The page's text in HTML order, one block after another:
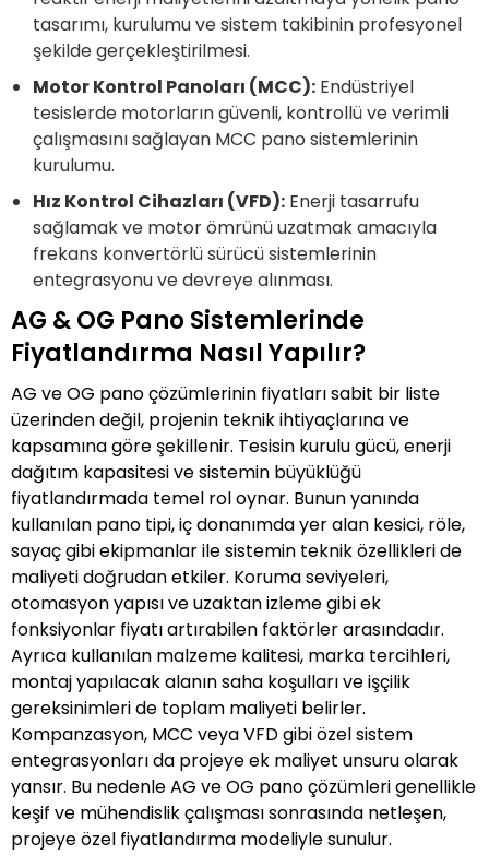
tasarımı, kurulumu ve sistem takibinin profesyonel
şekilde gerçekleştirilmesi.
Motor Kontrol Panoları (MCC): Endüstriyel
tesislerde motorların güvenli, kontrollü ve verimli
çalışmasını sağlayan MCC pano sistemlerinin
kurulumu.
Hız Kontrol Cihazları (VFD): Enerji tasarrufu
sağlamak ve motor ömrünü uzatmak amacıyla
frekans konvertörlü sürücü sistemlerinin
entegrasyonu ve devreye alınması.
AG & OG Pano Sistemlerinde
Fiyatlandırma Nasıl Yapılır?
AG ve OG pano çözümlerinin fiyatları sabit bir liste
üzerinden değil, projenin teknik ihtiyaçlarına ve
kapsamına göre şekillenir. Tesisin kurulu gücü, enerji
dağıtım kapasitesi ve sistemin büyüklüğü
fiyatlandırmada temel rol oynar. Bunun yanında
kullanılan pano tipi, iç donanımda yer alan kesici, röle,
sayaç gibi ekipmanlar ile sistemin teknik özellikleri de
maliyeti doğrudan etkiler. Koruma seviyeleri,
otomasyon yapısı ve uzaktan izleme gibi ek
fonksiyonlar fiyatı artırabilen faktörler arasındadır.
Ayrıca kullanılan malzeme kalitesi, marka tercihleri,
montaj yapılacak alanın saha koşulları ve işçilik
gereksinimleri de toplam maliyeti belirler.
Kompanzasyon, MCC veya VFD gibi özel sistem
entegrasyonları da projeye ek maliyet unsuru olarak
yansır. Bu nedenle AG ve OG pano çözümleri genellikle
keşif ve mühendislik çalışması sonrasında netleşen,
projeye özel fiyatlandırma modeliyle sunulur.